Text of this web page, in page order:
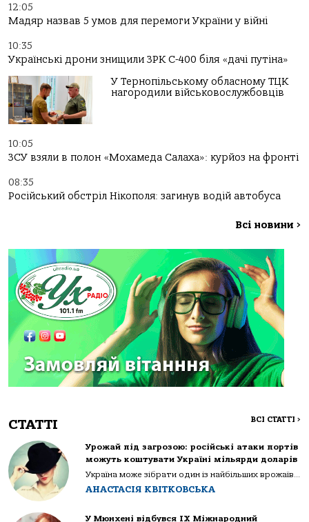
12:05
Мадяр назвав 5 умов для перемоги України у війні
10:35
Українські дрони знищили ЗРК С-400 біля «дачі путіна»
У Тернопільському обласному ТЦК
нагородили військовослужбовців
10:05
ЗСУ взяли в полон «Мохамеда Салаха»: курйоз на фронті
08:35
Російський обстріл Нікополя: загинув водій автобуса
Всі новини >
СТАТТІ ВСІ СТАТТІ >
Урожай під загрозою: російські атаки портів
можуть коштувати Україні мільярди доларів
Україна може зібрати один із найбільших врожаїв...
АНАСТАСІЯ КВІТКОВСЬКА
У Мюнхені відбувся IX Міжнародний